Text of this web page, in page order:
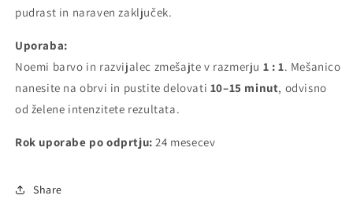
pudrast in naraven zaključek.
Uporaba:
Noemi barvo in razvijalec zmešajte v razmerju 1 : 1. Mešanico
nanesite na obrvi in pustite delovati 10–15 minut, odvisno
od želene intenzitete rezultata.
Rok uporabe po odprtju: 24 mesecev
Share